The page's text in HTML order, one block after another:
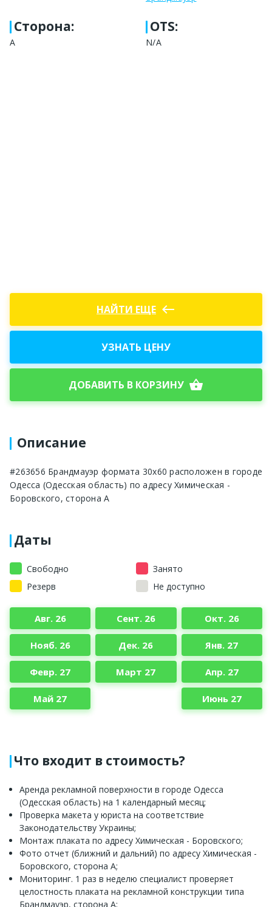
Сторона:
А
OTS:
N/A
НАЙТИ ЕЩЕ west
УЗНАТЬ ЦЕНУ
ДОБАВИТЬ В КОРЗИНУ shopping_basket
Описание
#263656 Брандмауэр формата 30х60 расположен в городе
Одесса (Одесская область) по адресу Химическая -
Боровского, сторона А
Даты
Свободно
Занято
Резерв
Не доступно
Авг. 26 Сент. 26 Окт. 26
Нояб. 26 Дек. 26 Янв. 27
Февр. 27 Март 27 Апр. 27
Май 27 Июнь 27
Что входит в стоимость?
Аренда рекламной поверхности в городе Одесса
(Одесская область) на 1 календарный месяц;
Проверка макета у юриста на соответствие
Законодательству Украины;
Монтаж плаката по адресу Химическая - Боровского;
Фото отчет (ближний и дальний) по адресу Химическая -
Боровского, сторона А;
Мониторинг. 1 раз в неделю специалист проверяет
целостность плаката на рекламной конструкции типа
Брандмауэр, сторона А;